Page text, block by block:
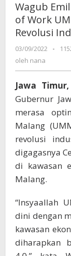
Wagub
of Work
Revolusi
03/09/2022
oleh
-
oleh nana
Jawa Timur,
Gubernur
merasa
Malang
revolusi
digagasnya
di kawasan
Malang.
“Insyaallah
dini dengan
kawasan
diharapkan